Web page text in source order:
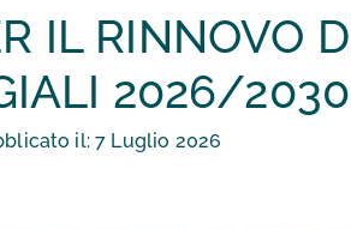
IL RINNOVO
2026/2030
il:7 Luglio 2026